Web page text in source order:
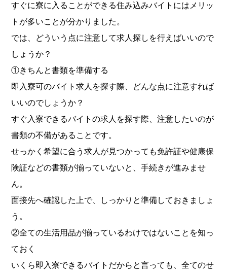
すぐに寮に入ることができる住み込みバイトにはメリッ
トが多いことが分かりました。
では、どういう点に注意して求人探しを行えばいいので
しょうか？
①きちんと書類を準備する
即入寮可のバイト求人を探す際、どんな点に注意すれば
いいのでしょうか？
すぐ入寮できるバイトの求人を探す際、注意したいのが
書類の不備があることです。
せっかく希望に合う求人が見つかっても免許証や健康保
険証などの書類が揃っていないと、手続きが進みませ
ん。
面接先へ確認した上で、しっかりと準備しておきましょ
う。
②全ての生活用品が揃っているわけではないことを知っ
ておく
いくら即入寮できるバイトだからと言っても、全てのせ